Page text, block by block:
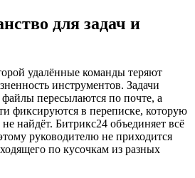
для задач и
удалённые команды теряют
инструментов. Задачи
файлы пересылаются по почте, а
фиксируются в переписке, которую
найдёт. Битрикс24 объединяет всё
руководителю не приходится
по кусочкам из разных